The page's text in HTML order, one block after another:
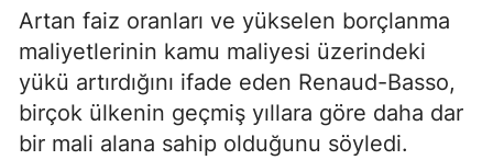
Artan faiz oranları ve yükselen borçlanma
maliyetlerinin kamu maliyesi üzerindeki
yükü artırdığını ifade eden Renaud-Basso,
birçok ülkenin geçmiş yıllara göre daha dar
bir mali alana sahip olduğunu söyledi.